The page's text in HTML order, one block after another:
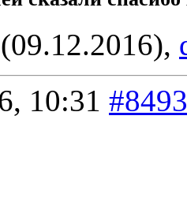
(09.12.2016),
10:31 #8493